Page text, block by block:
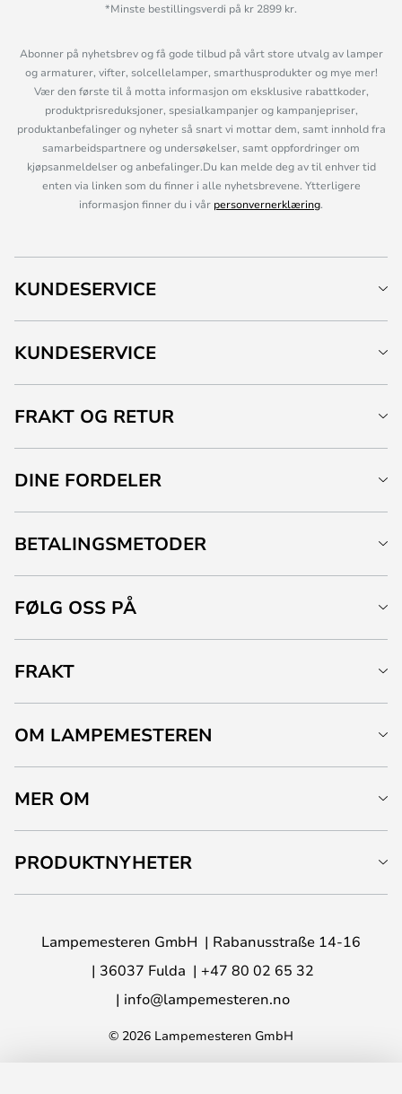
*Minste bestillingsverdi på kr 2899 kr.
Abonner på nyhetsbrev og få gode tilbud på vårt store utvalg av lamper
og armaturer, vifter, solcellelamper, smarthusprodukter og mye mer!
Vær den første til å motta informasjon om eksklusive rabattkoder,
produktprisreduksjoner, spesialkampanjer og kampanjepriser,
produktanbefalinger og nyheter så snart vi mottar dem, samt innhold fra
samarbeidspartnere og undersøkelser, samt oppfordringer om
kjøpsanmeldelser og anbefalinger.Du kan melde deg av til enhver tid
enten via linken som du finner i alle nyhetsbrevene. Ytterligere
informasjon finner du i vår personvernerklæring.
KUNDESERVICE
KUNDESERVICE
FRAKT OG RETUR
DINE FORDELER
BETALINGSMETODER
FØLG OSS PÅ
FRAKT
OM LAMPEMESTEREN
MER OM
PRODUKTNYHETER
Lampemesteren GmbH
Rabanusstraße 14-16
36037 Fulda
+47 80 02 65 32
info@lampemesteren.no
© 2026 Lampemesteren GmbH